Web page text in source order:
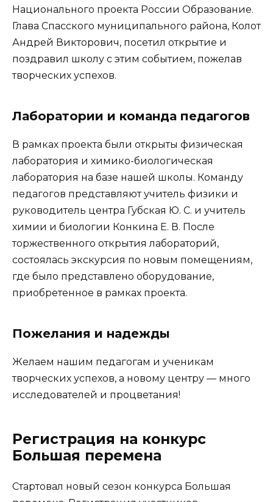
Национального проекта России Образование.
Глава Спасского муниципального района, Колот
Андрей Викторович, посетил открытие и
поздравил школу с этим событием, пожелав
творческих успехов.
Лаборатории и команда педагогов
В рамках проекта были открыты физическая
лаборатория и химико-биологическая
лаборатория на базе нашей школы. Команду
педагогов представляют учитель физики и
руководитель центра Губская Ю. С. и учитель
химии и биологии Конкина Е. В. После
торжественного открытия лабораторий,
состоялась экскурсия по новым помещениям,
где было представлено оборудование,
приобретенное в рамках проекта.
Пожелания и надежды
Желаем нашим педагогам и ученикам
творческих успехов, а новому центру — много
исследователей и процветания!
Регистрация на конкурс
Большая перемена
Стартовал новый сезон конкурса Большая